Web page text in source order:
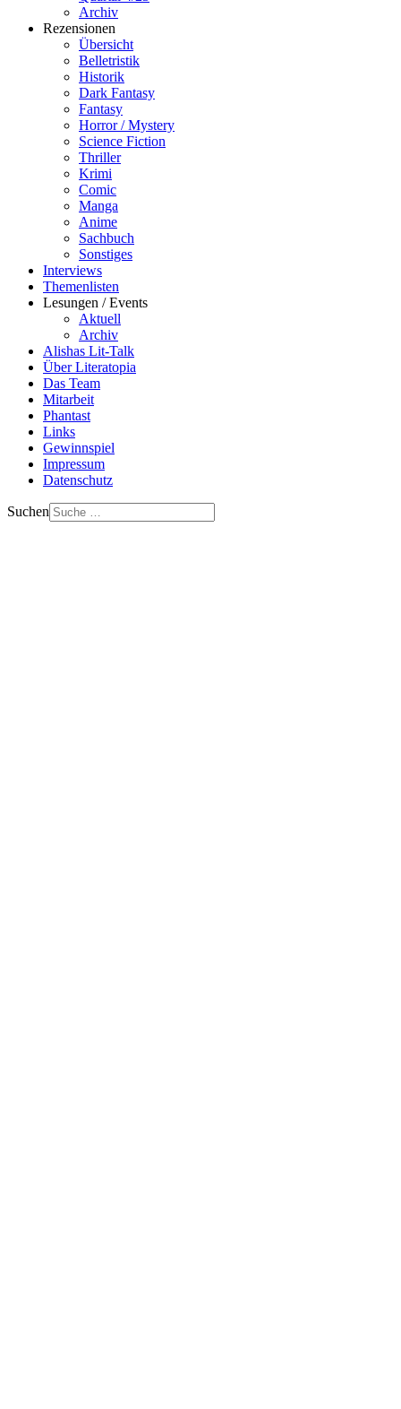
Archiv
Rezensionen
Übersicht
Belletristik
Historik
Dark Fantasy
Fantasy
Horror / Mystery
Science Fiction
Thriller
Krimi
Comic
Manga
Anime
Sachbuch
Sonstiges
Interviews
Themenlisten
Lesungen / Events
Aktuell
Archiv
Alishas Lit-Talk
Über Literatopia
Das Team
Mitarbeit
Phantast
Links
Gewinnspiel
Impressum
Datenschutz
Suchen